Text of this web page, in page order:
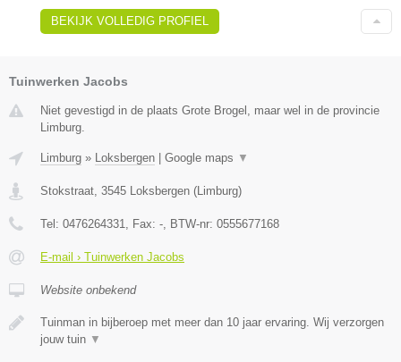
BEKIJK VOLLEDIG PROFIEL
Tuinwerken Jacobs
Niet gevestigd in de plaats Grote Brogel, maar wel in de provincie
Limburg.
Limburg » Loksbergen Google maps ▼
Stokstraat, 3545 Loksbergen (Limburg)
Tel: 0476264331, Fax: -, BTW-nr: 0555677168
E-mail › Tuinwerken Jacobs
Website onbekend
Tuinman in bijberoep met meer dan 10 jaar ervaring. Wij verzorgen
jouw tuin ▼